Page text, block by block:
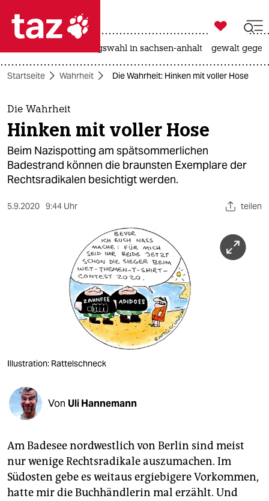
 taz zahl ich
taz zahl ich
themen
politik
öko
veranstaltungen
shop
fragen & hilfe
unterstützen
abo

taz zahl ich
landtagswahl in sachsen-anhalt gewalt
Startseite Wahrheit Die Wahrheit: Hinken mit voller Hose
Die Wahrheit
Hinken mit voller Hose
Beim Nazispotting am spätsommerlichen
Badestrand können die braunsten Exemplare der
Rechtsradikalen besichtigt werden.
5.9.2020 9:44 Uhr teilen
Illustration: Rattelschneck
Von Uli Hannemann
Am Badesee nordwestlich von Berlin sind meist
nur wenige Rechtsradikale auszumachen. Im
Südosten gebe es weitaus ergiebigere Vorkommen,
hatte mir die Buchhändlerin mal erzählt. Und